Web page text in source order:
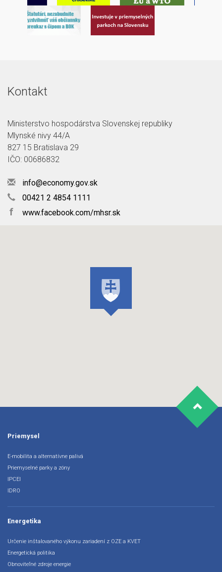
Kontakt
Ministerstvo hospodárstva Slovenskej republiky
Mlynské nivy 44/A
827 15 Bratislava 29
IČO: 00686832
info@economy.gov.sk
00421 2 4854 1111
f www.facebook.com/mhsr.sk
Priemysel
E-mobilita a alternatívne palivá
Priemyselné parky a zóny
IPCEI
IDRO
Energetika
Určenie inštalovaného výkonu zariadení z OZE a KVET
Energetická politika
Obnoviteľné zdroje energie